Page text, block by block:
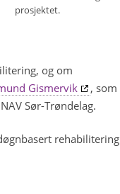
prosjektet.
og om
Gismervik
, som
Sør-Trøndelag.
rehabilitering